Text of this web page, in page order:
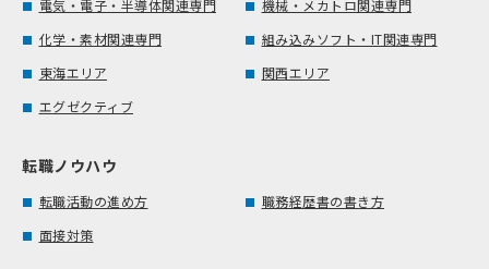
電気・電子・半導体関連専門
機械・メカトロ関連専門
化学・素材関連専門
組み込みソフト・IT関連専門
東海エリア
関西エリア
エグゼクティブ
転職ノウハウ
転職活動の進め方
職務経歴書の書き方
面接対策